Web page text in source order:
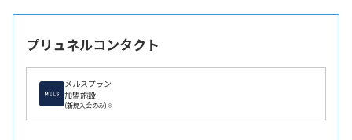
プリュネルコンタクト
メルスプラン
加盟施設
(新規入会のみ)※